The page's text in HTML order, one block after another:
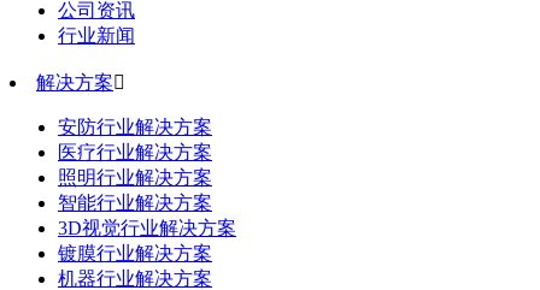
公司资讯
行业新闻
解决方案
安防行业解决方案
医疗行业解决方案
照明行业解决方案
智能行业解决方案
3D视觉行业解决方案
镀膜行业解决方案
机器行业解决方案